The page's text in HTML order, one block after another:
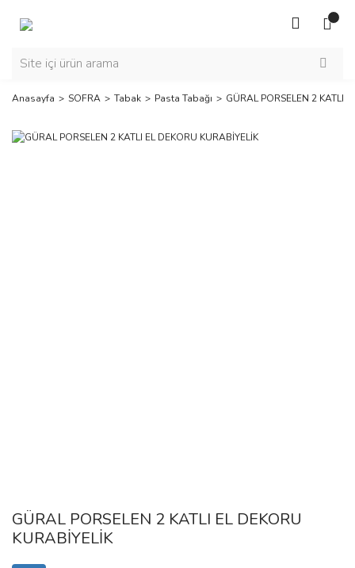
Anasayfa SOFRA Tabak Pasta Tabağı GÜRAL PORSELEN 2 KATLI
GÜRAL PORSELEN 2 KATLI EL DEKORU
KURABİYELİK